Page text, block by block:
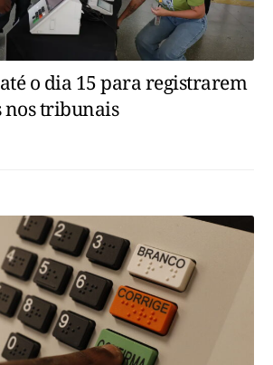
o dia 15 para registrarem
tribunais